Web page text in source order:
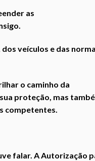
as
veículos e das
o caminho da
proteção, mas
competentes.
falar. A Autorização